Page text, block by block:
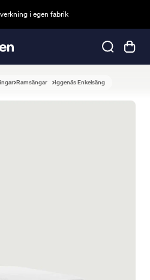
i egen fabrik
Ramsängar Iggenäs Enkelsäng